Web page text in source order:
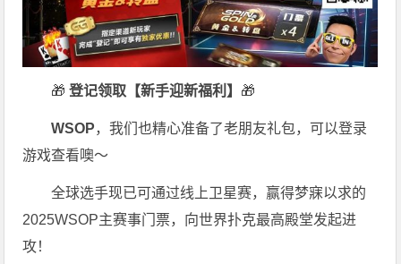
🎁 登记领取【新手迎新福利】 🎁
WSOP，我们也精心准备了老朋友礼包，可以登录
游戏查看噢～
全球选手现已可通过线上卫星赛，赢得梦寐以求的
2025WSOP主赛事门票，向世界扑克最高殿堂发起进
攻！